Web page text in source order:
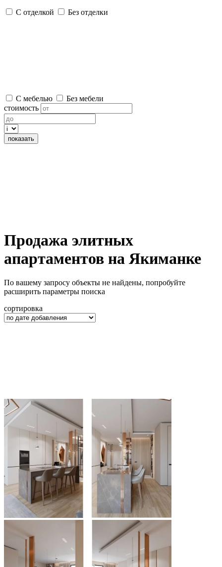
С отделкой Без отделки
С мебелью
Без мебели
стоимость
показать
Продажа элитных
апартаментов на Якиманке
По вашему запросу объекты не найдены, попробуйте
расширить параметры поиска
сортировка